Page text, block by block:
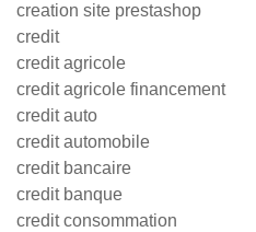
creation site prestashop
credit
credit agricole
credit agricole financement
credit auto
credit automobile
credit bancaire
credit banque
credit consommation